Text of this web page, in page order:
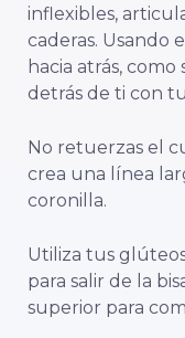
inflexibles,
caderas. Usando
hacia atrás,
detrás de ti con
No retuerzas el
crea una línea
coronilla.
Utiliza tus
para salir de la
superior para